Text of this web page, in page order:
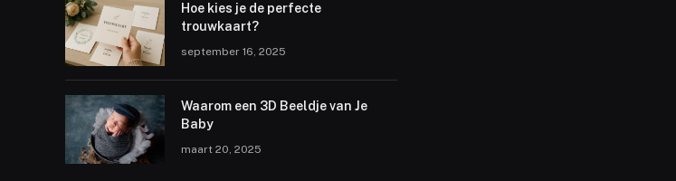
Hoe kies je de perfecte
trouwkaart?
september 16, 2025
Waarom een 3D Beeldje van Je
Baby
maart 20, 2025